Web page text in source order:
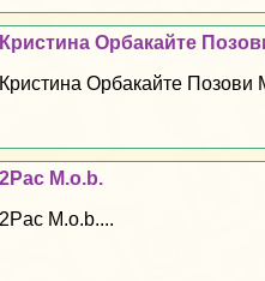
Кристина Орбакайте
Кристина Орбакайте Позови
2Pac M.o.b.
2Pac M.o.b....